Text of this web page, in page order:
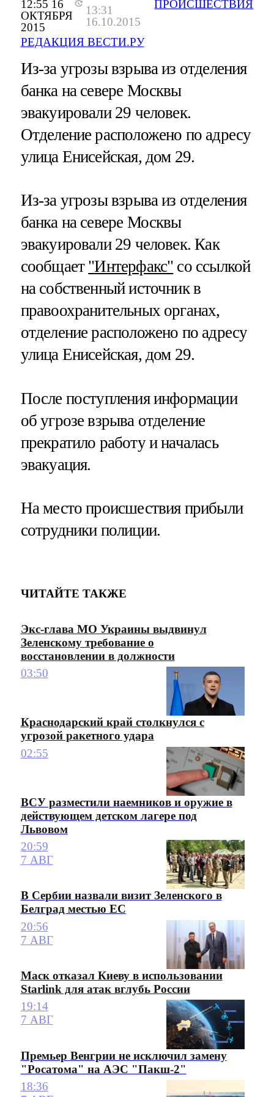
12:55 16
ОКТЯБРЯ
2015
13:31
16.10.2015
РЕДАКЦИЯ ВЕСТИ.РУ
ПРОИСШЕСТВИЯ
Из-за угрозы взрыва из отделения
банка на севере Москвы
эвакуировали 29 человек.
Отделение расположено по адресу
улица Енисейская, дом 29.
Из-за угрозы взрыва из отделения
банка на севере Москвы
эвакуировали 29 человек. Как
сообщает "Интерфакс" со ссылкой
на собственный источник в
правоохранительных органах,
отделение расположено по адресу
улица Енисейская, дом 29.
После поступления информации
об угрозе взрыва отделение
прекратило работу и началась
эвакуация.
На место происшествия прибыли
сотрудники полиции.
ЧИТАЙТЕ ТАКЖЕ
Экс-глава МО Украины выдвинул
Зеленскому требование о
восстановлении в должности
03:50
Краснодарский край столкнулся с
угрозой ракетного удара
02:55
ВСУ разместили наемников и оружие в
действующем детском лагере под
Львовом
20:59
7 АВГ
В Сербии назвали визит Зеленского в
Белград местью ЕС
20:56
7 АВГ
Маск отказал Киеву в использовании
Starlink для атак вглубь России
19:14
7 АВГ
Премьер Венгрии не исключил замену
"Росатома" на АЭС "Пакш-2"
18:36